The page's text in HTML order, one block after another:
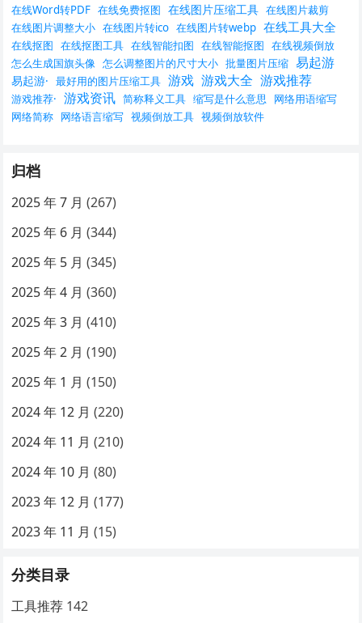
在线Word转PDF 在线免费抠图 在线图片压缩工具 在线图片裁剪
在线图片调整大小 在线图片转ico 在线图片转webp 在线工具大全
在线抠图 在线抠图工具 在线智能扣图 在线智能抠图 在线视频倒放
怎么生成国旗头像 怎么调整图片的尺寸大小 批量图片压缩 易起游
易起游· 最好用的图片压缩工具 游戏 游戏大全 游戏推荐
游戏推荐· 游戏资讯 简称释义工具 缩写是什么意思
网络用语缩写
网络简称 网络语言缩写 视频倒放工具 视频倒放软件
归档
2025 年 7 月 (267)
2025 年 6 月 (344)
2025 年 5 月 (345)
2025 年 4 月 (360)
2025 年 3 月 (410)
2025 年 2 月 (190)
2025 年 1 月 (150)
2024 年 12 月 (220)
2024 年 11 月 (210)
2024 年 10 月 (80)
2023 年 12 月 (177)
2023 年 11 月 (15)
分类目录
工具推荐 142